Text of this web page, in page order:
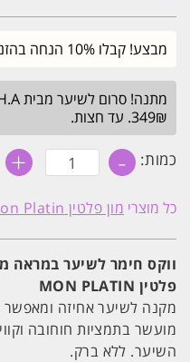
מבצע! קבלו 10% הנחה בהזנת קוד קופון SALE. עד חצות.
349₪. עד חצות.
כמות: - כמות
של
חימר
לשיער
מט
קוויאר
שחור
85ML
מון
פלטין
MON
PLATIN
+
כל מוצרי מון פלטין Mon Platin
פלטין MON PLATIN
מקנה לשיער אחיזה ומאפשר
מועשר בתמציות חוחובה
השיער. ללא ברק.